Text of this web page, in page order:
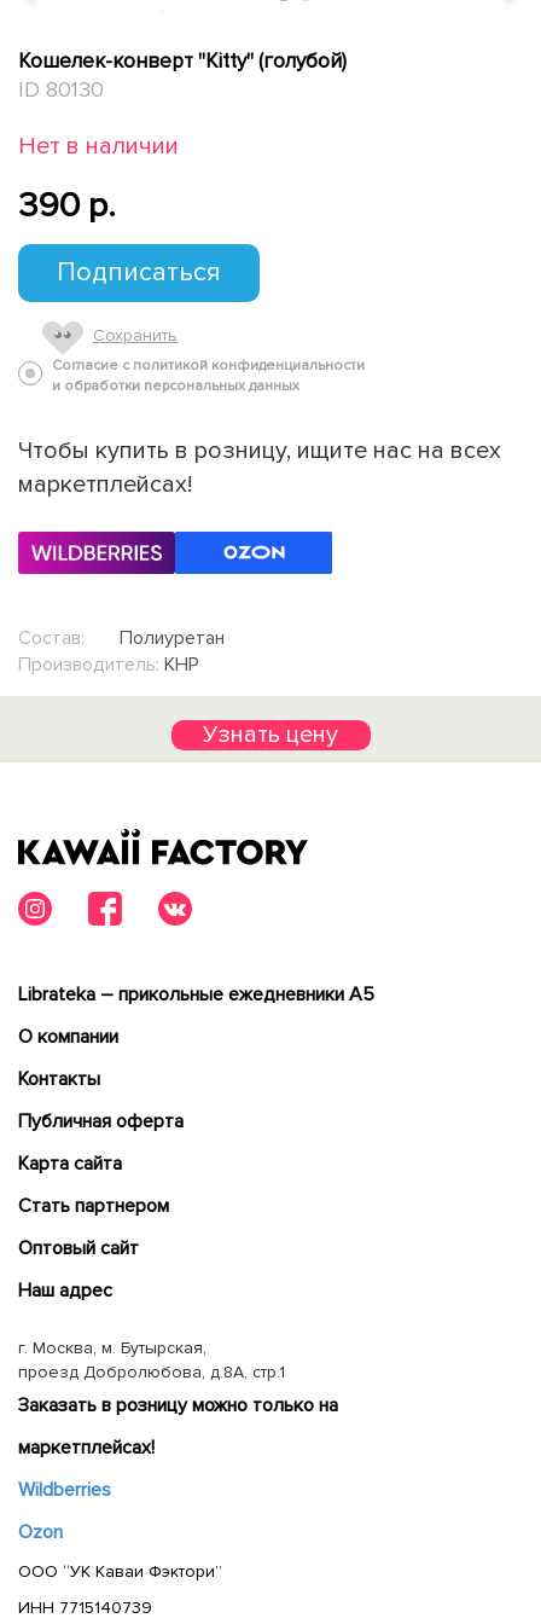
Кошелек-конверт "Kitty" (голубой)
ID 80130
Нет в наличии
390 p.
Подписаться
Сохранить
Согласие с политикой конфиденциальности
и обработки персональных данных
Чтобы купить в розницу, ищите нас на всех
маркетплейсах!
Состав:
Полиуретан
Производитель: КНР
Узнать цену
Librateka – прикольные ежедневники А5
О компании
Контакты
Публичная оферта
Карта сайта
Cтать партнером
Оптовый сайт
Наш адрес
г. Москва, м. Бутырская,
проезд Добролюбова, д.8А, стр.1
Заказать в розницу можно только на
маркетплейсах!
Wildberries
Ozon
ООО “УК Каваи Фэктори”
ИНН 7715140739